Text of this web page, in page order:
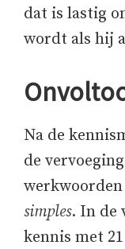
dat is lastig
wordt als hij
Na de
de
simples. In de
kennis met